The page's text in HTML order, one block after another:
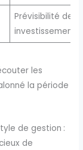
Prévisibilité des
investissements
les
la période
de gestion :
de